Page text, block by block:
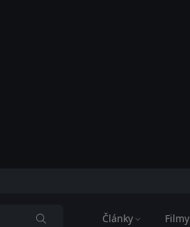
Články Filmy